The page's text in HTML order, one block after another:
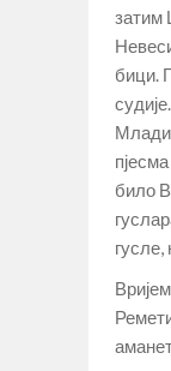
затим
бици.
било